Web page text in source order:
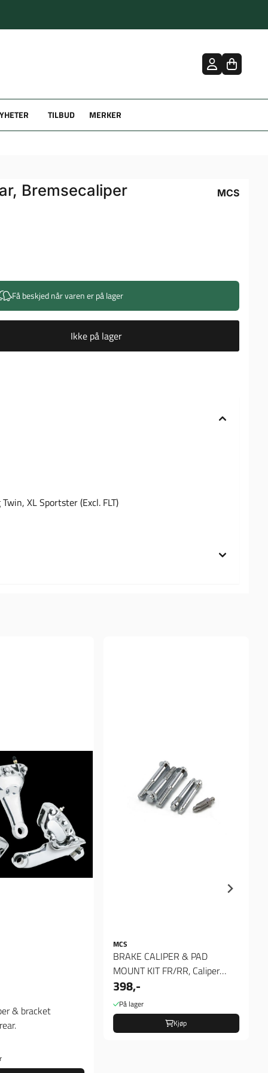
TILBUD MERKER
Bremsecaliper MCS
Få beskjed når varen er på lager
Ikke på lager
XL Sportster (Excl. FLT)
& bracket
MCS
BRAKE CALIPER & PAD
MOUNT KIT FR/RR, Caliper
bolter
398,-
På lager
Kjøp